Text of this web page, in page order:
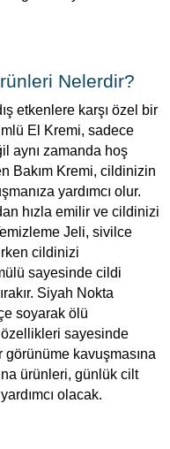
Nelerdir?
etkenlere karşı özel bir
El Kremi, sadece
aynı zamanda hoş
Bakım Kremi, cildinizin
yardımcı olur.
hızla emilir ve cildinizi
Jeli, sivilce
cildinizi
sayesinde cildi
Siyah Nokta
soyarak ölü
özellikleri sayesinde
görünüme kavuşmasına
ürünleri, günlük cilt
olacak.